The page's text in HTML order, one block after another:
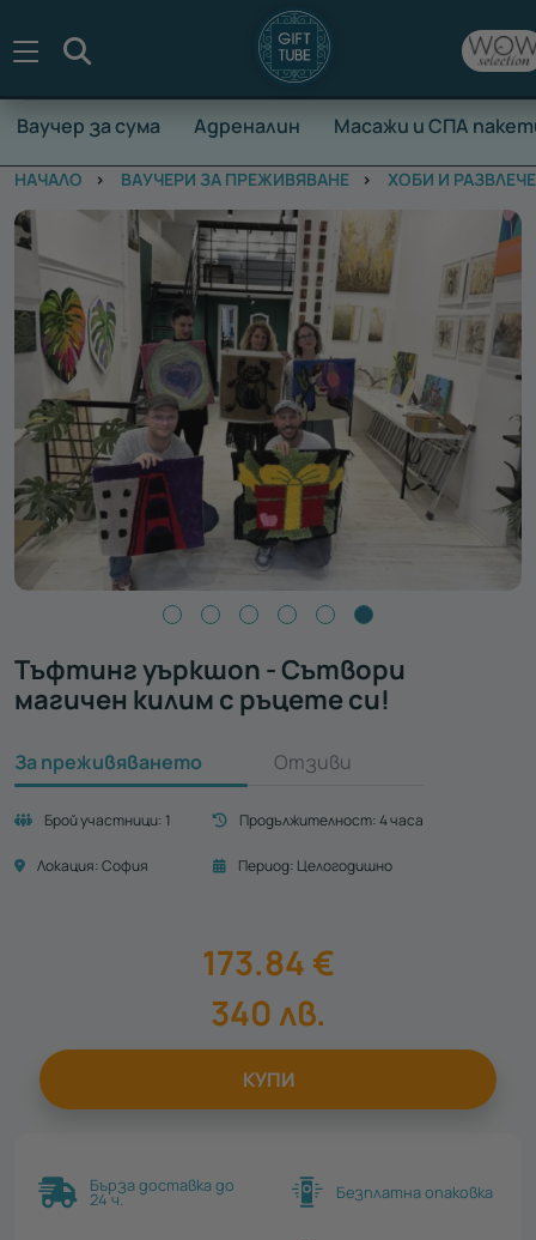
Ваучер за сума Адреналин Масажи и СПА
НАЧАЛО ВАУЧЕРИ ЗА ПРЕЖИВЯВАНЕ ХОБИ И
Тъфтинг уъркшоп - Сътвори
магичен килим с ръцете си!
За преживяването Отзиви
Брой участници: 1 Продължителност:4 часа
Локация:София Период: Целогодишно
173.84 €
340лв.
КУПИ
Бърза доставка до
24 ч. Безплатна опаковка